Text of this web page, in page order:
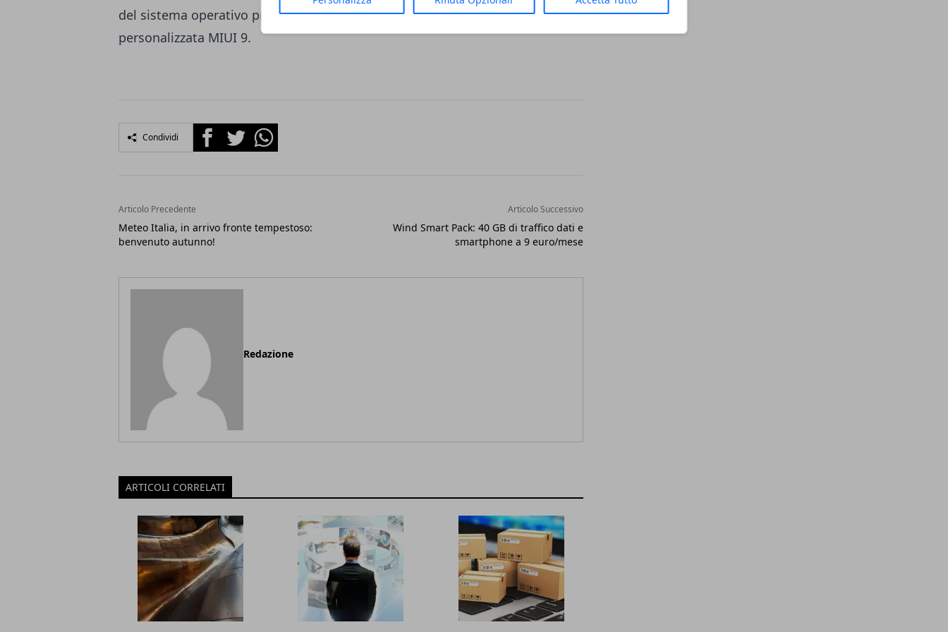
del sistema operativo pre-installata è Android Oreo 8.1 con interfaccia
personalizzata MIUI 9.
Condividi FacebookTwitterWhatsapp
Articolo Precedente
Meteo Italia, in arrivo fronte tempestoso:
benvenuto autunno!
Articolo Successivo
Wind Smart Pack: 40 GB di traffico dati e
smartphone a 9 euro/mese
Redazione
ARTICOLI CORRELATI